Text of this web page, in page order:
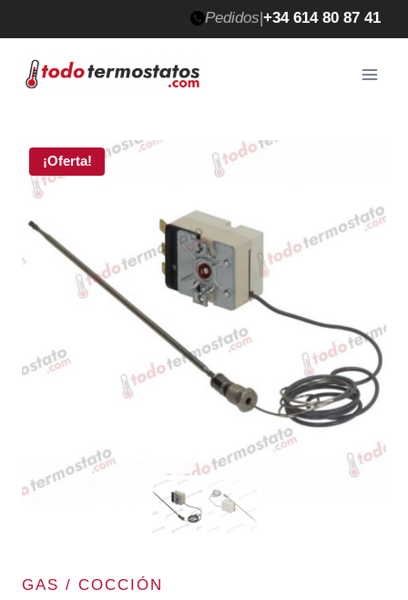
al
contenido
Pedidos|+34 614 80 87 41
¡Oferta!
GAS / COCCIÓN